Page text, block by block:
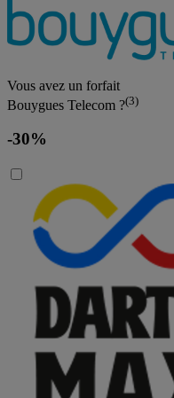
Vous avez un forfait
Bouygues Telecom ?(3)
-30%